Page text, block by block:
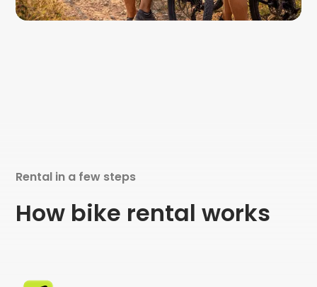
Rental in a few steps
How bike rental works